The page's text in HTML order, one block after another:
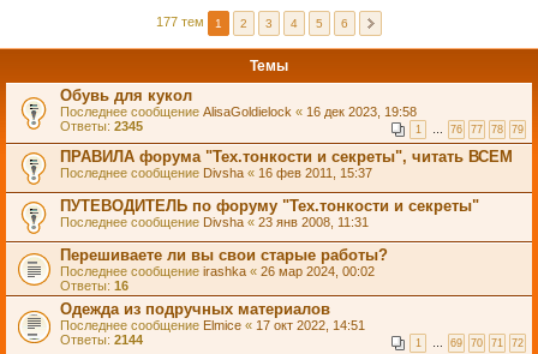
177 тем 1 2 3 4 5 6
Темы
Обувь для кукол
Последнее сообщение AlisaGoldielock « 16 дек 2023, 19:58
Ответы: 2345 1 … 76 77 78 79
ПРАВИЛА форума "Тех.тонкости и секреты", читать ВСЕМ
Последнее сообщение Divsha « 16 фев 2011, 15:37
ПУТЕВОДИТЕЛЬ по форуму "Тех.тонкости и секреты"
Последнее сообщение Divsha « 23 янв 2008, 11:31
Перешиваете ли вы свои старые работы?
Последнее сообщение irashka « 26 мар 2024, 00:02
Ответы: 16
Одежда из подручных материалов
Последнее сообщение Elmice « 17 окт 2022, 14:51
Ответы: 2144 1 … 69 70 71 72